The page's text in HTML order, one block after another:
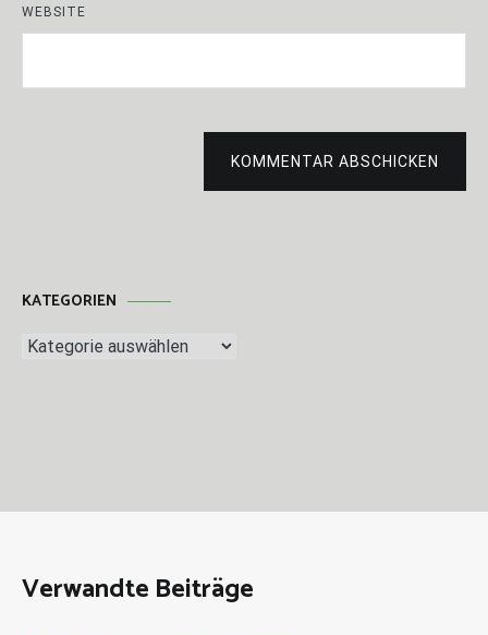
WEBSITE
KOMMENTAR ABSCHICKEN
KATEGORIEN
Kategorien
Verwandte Beiträge